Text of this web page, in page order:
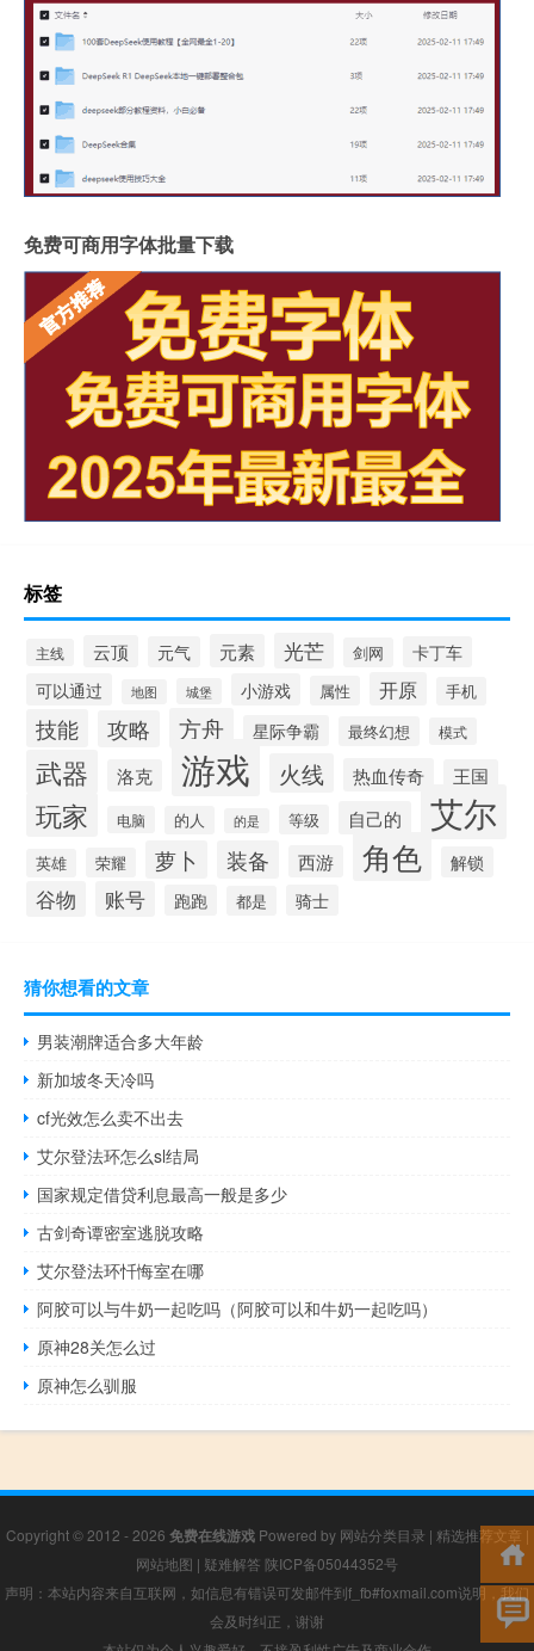
免费可商用字体批量下载
标签
主线 云顶 元气 元素 光芒 剑网 卡丁车
可以通过 地图 城堡 小游戏 属性 开原 手机
技能 攻略 方舟 星际争霸 最终幻想 模式
武器 洛克 游戏 火线 热血传奇 王国
玩家 电脑 的人 的是 等级 自己的 艾尔
英雄 荣耀 萝卜 装备 西游 角色 解锁
谷物 账号 跑跑 都是 骑士
猜你想看的文章
男装潮牌适合多大年龄
新加坡冬天冷吗
cf光效怎么卖不出去
艾尔登法环怎么sl结局
国家规定借贷利息最高一般是多少
古剑奇谭密室逃脱攻略
艾尔登法环忏悔室在哪
阿胶可以与牛奶一起吃吗（阿胶可以和牛奶一起吃吗）
原神28关怎么过
原神怎么驯服
Copyright © 2012 - 2026 免费在线游戏Powered by 网站分类目录 | 精选推荐文章 |
网站地图 | 疑难解答 陕ICP备05044352号
声明：本站内容来自互联网，如信息有错误可发邮件到f_fb#foxmail.com说明，我们
会及时纠正，谢谢